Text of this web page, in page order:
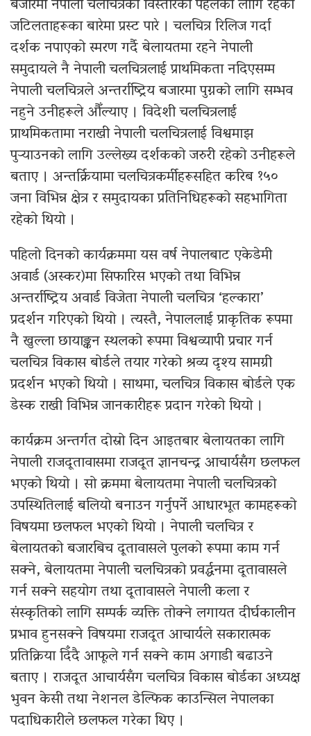
जटिलताहरूका बारेमा प्रस्ट पारे । चलचित्र रिलिज गर्दा
दर्शक नपाएको स्मरण गर्दै बेलायतमा रहने नेपाली
समुदायले नै नेपाली चलचित्रलाई प्राथमिकता नदिएसम्म
नेपाली चलचित्रले अन्तर्राष्ट्रिय बजारमा पुग्नको लागि सम्भव
नहुने उनीहरूले औँल्याए । विदेशी चलचित्रलाई
प्राथमिकतामा नराखी नेपाली चलचित्रलाई विश्वमाझ
पुऱ्याउनको लागि उल्लेख्य दर्शकको जरुरी रहेको उनीहरूले
बताए । अन्तर्क्रियामा चलचित्रकर्मीहरूसहित करिब १५०
जना विभिन्न क्षेत्र र समुदायका प्रतिनिधिहरूको सहभागिता
रहेको थियो ।
पहिलो दिनको कार्यक्रममा यस वर्ष नेपालबाट एकेडेमी
अवार्ड (अस्कर)मा सिफारिस भएको तथा विभिन्न
अन्तर्राष्ट्रिय अवार्ड विजेता नेपाली चलचित्र ‘हल्कारा’
प्रदर्शन गरिएको थियो । त्यस्तै, नेपाललाई प्राकृतिक रूपमा
नै खुल्ला छायाङ्कन स्थलको रूपमा विश्वव्यापी प्रचार गर्न
चलचित्र विकास बोर्डले तयार गरेको श्रव्य दृश्य सामग्री
प्रदर्शन भएको थियो । साथमा, चलचित्र विकास बोर्डले एक
डेस्क राखी विभिन्न जानकारीहरू प्रदान गरेको थियो ।
कार्यक्रम अन्तर्गत दोस्रो दिन आइतबार बेलायतका लागि
नेपाली राजदूतावासमा राजदूत ज्ञानचन्द्र आचार्यसँग छलफल
भएको थियो । सो क्रममा बेलायतमा नेपाली चलचित्रको
उपस्थितिलाई बलियो बनाउन गर्नुपर्ने आधारभूत कामहरूको
विषयमा छलफल भएको थियो । नेपाली चलचित्र र
बेलायतको बजारबिच दूतावासले पुलको रूपमा काम गर्न
सक्ने, बेलायतमा नेपाली चलचित्रको प्रवर्द्धनमा दूतावासले
गर्न सक्ने सहयोग तथा दूतावासले नेपाली कला र
संस्कृतिको लागि सम्पर्क व्यक्ति तोक्ने लगायत दीर्घकालीन
प्रभाव हुनसक्ने विषयमा राजदूत आचार्यले सकारात्मक
प्रतिक्रिया दिँदै आफूले गर्न सक्ने काम अगाडी बढाउने
बताए । राजदूत आचार्यसँग चलचित्र विकास बोर्डका अध्यक्ष
भुवन केसी तथा नेशनल डेल्फिक काउन्सिल नेपालका
पदाधिकारीले छलफल गरेका थिए ।